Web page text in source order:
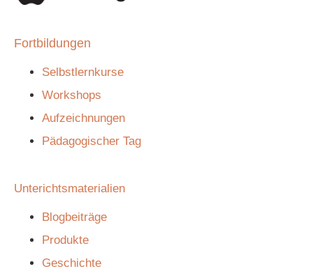
Fortbildungen
Selbstlernkurse
Workshops
Aufzeichnungen
Pädagogischer Tag
Unterichtsmaterialien
Blogbeiträge
Produkte
Geschichte